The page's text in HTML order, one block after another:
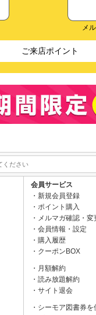
メ
ご来店ポイント
会員サービス
新規会員登録
ポイント購入
メルマガ確認・変
会員情報・設定
購入履歴
クーポンBOX
月額解約
読み放題解約
サイト退会
シーモア図書券を